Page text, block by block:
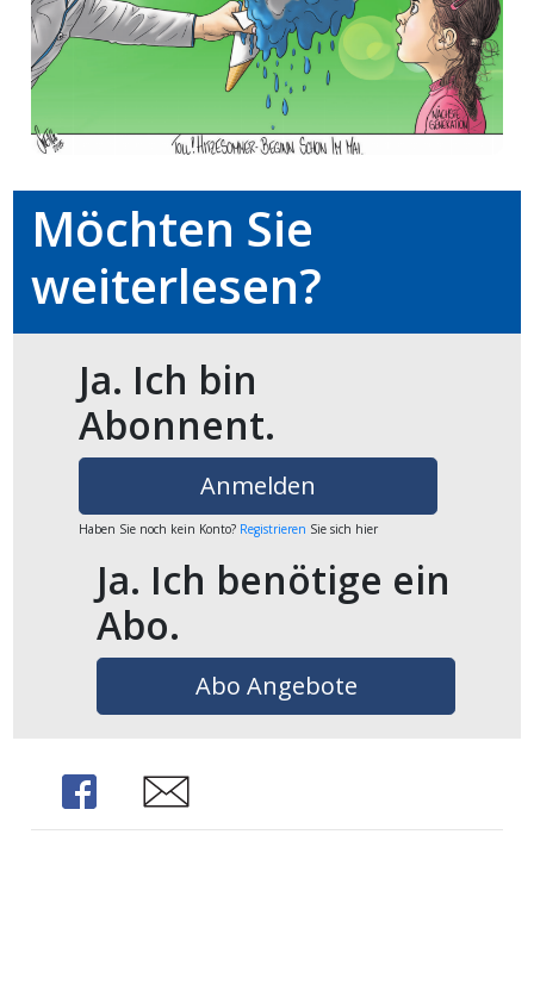
Auw
Auw:
Möchten Sie
weiterlesen?
Ja. Ich bin
Abonnent.
Anmelden
Haben Sie noch kein Konto? Registrieren Sie sich hier
Ja. Ich benötige ein
Abo.
Abo Angebote
Share Share